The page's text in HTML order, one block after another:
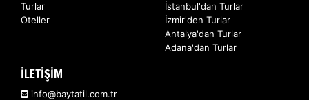
Turlar
Oteller
İstanbul'dan Turlar
İzmir'den Turlar
Antalya'dan Turlar
Adana'dan Turlar
İLETİŞİM
info@baytatil.com.tr